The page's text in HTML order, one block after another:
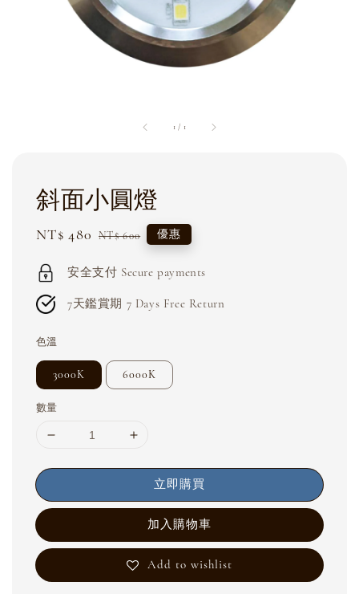
1 / 1
斜面小圓燈
Sale
NT$ 480 Regular
NT$ 600 優惠
安全支付 Secure payments
7天鑑賞期 7 Days Free Return
色溫
3000K 6000K
數量
立即購買
加入購物車
Add to wishlist